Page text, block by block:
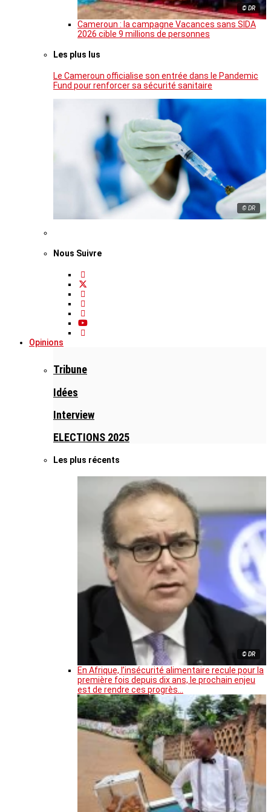
© DR
Cameroun : la campagne Vacances sans SIDA
2026 cible 9 millions de personnes
Les plus lus
Le Cameroun officialise son entrée dans le Pandemic
Fund pour renforcer sa sécurité sanitaire
© DR
Nous Suivre
Opinions
Tribune
Idées
Interview
ELECTIONS 2025
Les plus récents
© DR
En Afrique, l’insécurité alimentaire recule pour la
première fois depuis dix ans, le prochain enjeu
est de rendre ces progrès…